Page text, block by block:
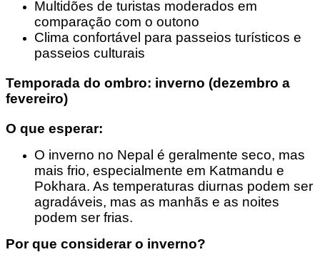
Multidões de turistas moderados em
comparação com o outono
Clima confortável para passeios turísticos e
passeios culturais
Temporada do ombro: inverno (dezembro a
fevereiro)
O que esperar:
O inverno no Nepal é geralmente seco, mas
mais frio, especialmente em Katmandu e
Pokhara. As temperaturas diurnas podem ser
agradáveis, mas as manhãs e as noites
podem ser frias.
Por que considerar o inverno?